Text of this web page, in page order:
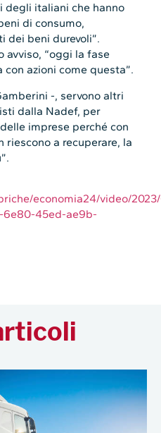
degli italiani che hanno
di consumo,
dei beni durevoli”.
avviso, “oggi la fase
con azioni come questa”.
-, servono altri
dalla Nadef, per
imprese perché con
riescono a recuperare, la
economia24/video/
45ed-ae9b-